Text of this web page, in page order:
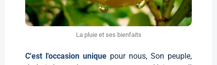
La pluie et ses bienfaits
C'est l'occasion unique pour nous, Son peuple,